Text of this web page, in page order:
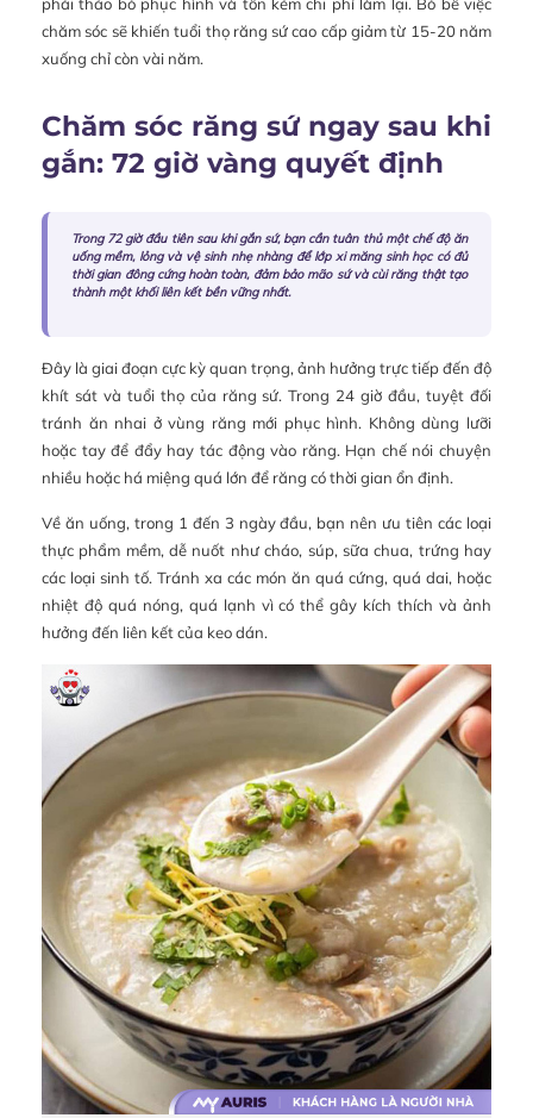
chăm sóc sẽ khiến tuổi thọ răng sứ cao cấp giảm từ 15-20 năm
xuống chỉ còn vài năm.
Chăm sóc răng sứ ngay sau khi
gắn: 72 giờ vàng quyết định
Trong 72 giờ đầu tiên sau khi gắn sứ, bạn cần tuân thủ một chế độ ăn
uống mềm, lỏng và vệ sinh nhẹ nhàng để lớp xi măng sinh học có đủ
thời gian đông cứng hoàn toàn, đảm bảo mão sứ và cùi răng thật tạo
thành một khối liên kết bền vững nhất.
Đây là giai đoạn cực kỳ quan trọng, ảnh hưởng trực tiếp đến độ
khít sát và tuổi thọ của răng sứ. Trong 24 giờ đầu, tuyệt đối
tránh ăn nhai ở vùng răng mới phục hình. Không dùng lưỡi
hoặc tay để đẩy hay tác động vào răng. Hạn chế nói chuyện
nhiều hoặc há miệng quá lớn để răng có thời gian ổn định.
Về ăn uống, trong 1 đến 3 ngày đầu, bạn nên ưu tiên các loại
thực phẩm mềm, dễ nuốt như cháo, súp, sữa chua, trứng hay
các loại sinh tố. Tránh xa các món ăn quá cứng, quá dai, hoặc
nhiệt độ quá nóng, quá lạnh vì có thể gây kích thích và ảnh
hưởng đến liên kết của keo dán.